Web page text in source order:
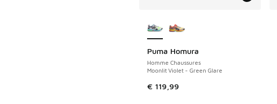
Puma Homura
Homme Chaussures
Moonlit Violet - Green Glare
€ 119,99
NOUVEAU